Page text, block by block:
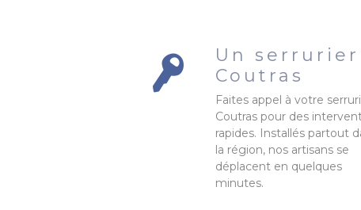
Un serrurier
Coutras
Faites appel à votre
Coutras pour des
rapides. Installés partout
la région, nos artisans se
déplacent en quelques
minutes.